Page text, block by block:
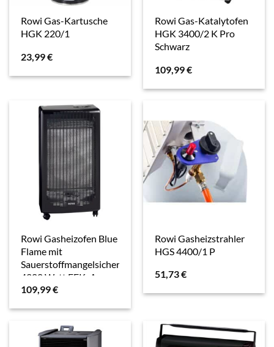
Rowi Gas-Kartusche
HGK 220/1
23,99€
Rowi Gas-Katalytofen
HGK 3400/2 K Pro
Schwarz
109,99€
Rowi Gasheizofen Blue
Flame mit
Sauerstoffmangelsicherung
4200 Watt EEK: A
109,99€
Rowi Gasheizstrahler
HGS 4400/1 P
51,73€